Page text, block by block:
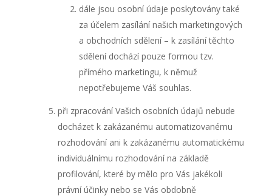
dále jsou osobní údaje poskytovány také
za účelem zasílání našich marketingových
a obchodních sdělení – k zasílání těchto
sdělení dochází pouze formou tzv.
přímého marketingu, k němuž
nepotřebujeme Váš souhlas.
při zpracování Vašich osobních údajů nebude
docházet k zakázanému automatizovanému
rozhodování ani k zakázanému automatickému
individuálnímu rozhodování na základě
profilování, které by mělo pro Vás jakékoli
právní účinky nebo se Vás obdobně